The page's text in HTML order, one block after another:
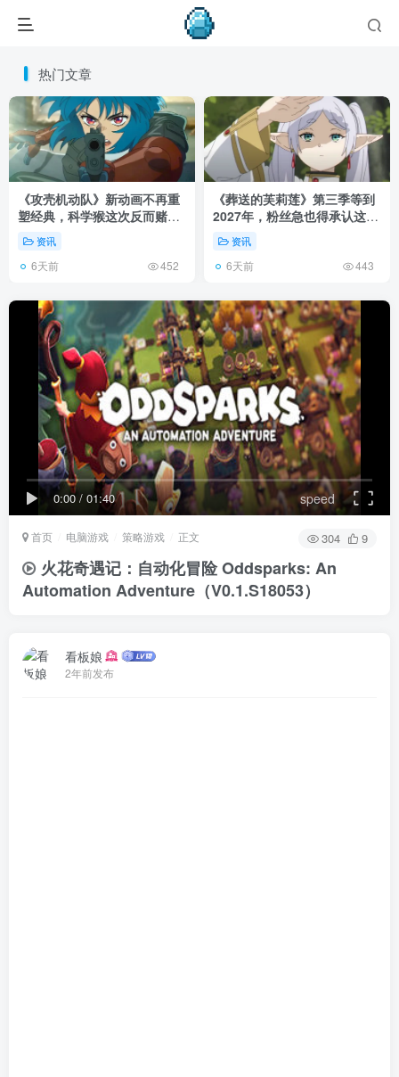
热门文章
《攻壳机动队》新动画不再重
塑经典，科学猴这次反而赌对
了！资讯
6天前 452
《葬送的芙莉莲》第三季等到
2027年，粉丝急也得承认这次
慢得有道理！
资讯
6天前 443
0:00 / 01:40 speed
首页 电脑游戏 策略游戏 正文 304 9
火花奇遇记：自动化冒险 Oddsparks: An
Automation Adventure（V0.1.S18053）
看板娘
2年前发布